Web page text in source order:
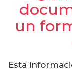
un
Esta